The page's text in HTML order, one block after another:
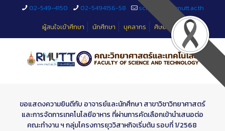
02-549-4150 02-5494156-58
sciteched@rmutt.ac.th
ผู้สนใจเข้าศึกษา
นักศึกษา บุคลากร ศิษย์เก่า
ขอแสดงความยินดีกับ อาจารย์และนักศึกษา สาขาวิชาวิทยาศาสตร์
และการจัดการเทคโนโลยีอาหาร ที่ผ่านการคัดเลือกเข้านำเสนอต่อ
คณะทำงาน ฯ กลุ่มโครงการยุววิสาหกิจเริ่มต้น รอบที่ 1/2568